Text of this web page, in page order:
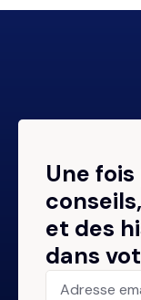
Une
et des
dans